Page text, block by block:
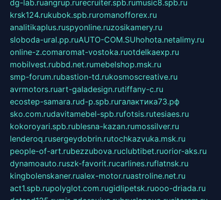
dg-lab.ruangrup.rurecruiter.spb.rumusic8.spb.ru
krsk124.rukubok.spb.ruromanofforex.ru
analitikaplus.ruspyonline.ruzosikamery.ru
sloboda-ural.pp.ruAUTO-COM.SUhohota.netalimy.ru
online-z.comaromat-vostoka.ruotdelkaexp.ru
mobilvest.rubbd.net.rumebelshop.msk.ru
smp-forum.rubastion-td.rukosmoscreative.ru
avrmotors.ruart-galadesign.rutiffany-c.ru
ecostep-samara.rud-p.spb.ruгалактика73.рф
sko.com.rudavitamebel-spb.rufotsis.rutesiaes.ru
kokoroyari.spb.rublesna-kazan.rumossilver.ru
lenderoq.rusergeydobrin.rutochkazvuka.msk.ru
people-of-art.rubezzubova.ruclubtibet.ruorior-aks.ru
dynamoauto.ruszk-favorit.rucarlines.ruflatnsk.ru
kingbolenskaner.rualex-motor.ruastroline.net.ru
act1.spb.rupolyglot.com.rugidlipetsk.ruooo-driada.ru